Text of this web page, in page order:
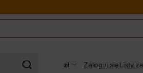
zł Zaloguj sięListy